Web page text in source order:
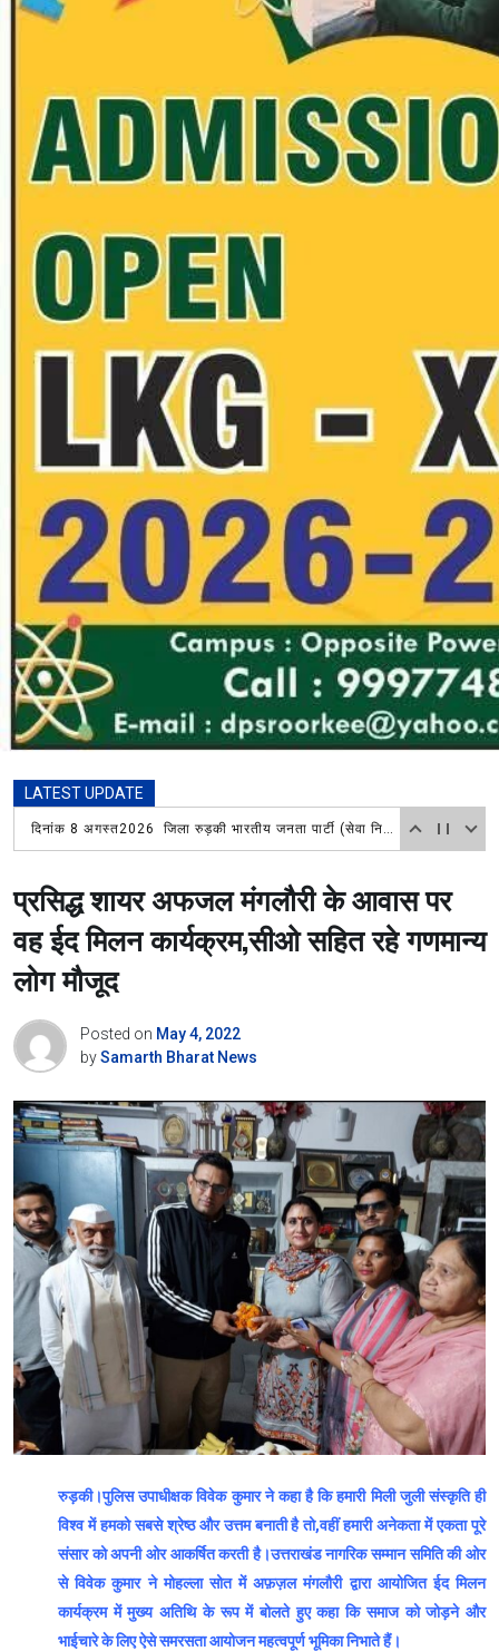
LATEST UPDATE
श्रावण माह में हिंदू सुरक्षा सेवा संघ रायवाला मंडल ने लगाया विशाल भंडारा, चिकित्सा शिविर में भी लोगों ने उठाया लाभ
प्रसिद्ध शायर अफजल मंगलौरी के आवास पर
वह ईद मिलन कार्यक्रम,सीओ सहित रहे गणमान्य
लोग मौजूद
Posted on May 4, 2022
bySamarth Bharat News
रुड़की।पुलिस उपाधीक्षक विवेक कुमार ने कहा है कि हमारी मिली जुली संस्कृति ही
विश्व में हमको सबसे श्रेष्ठ और उत्तम बनाती है तो,वहीं हमारी अनेकता में एकता पूरे
संसार को अपनी ओर आकर्षित करती है।उत्तराखंड नागरिक सम्मान समिति की ओर
से विवेक कुमार ने मोहल्ला सोत में अफ़ज़ल मंगलौरी द्वारा आयोजित ईद मिलन
कार्यक्रम में मुख्य अतिथि के रूप में बोलते हुए कहा कि समाज को जोड़ने और
भाईचारे के लिए ऐसे समरसता आयोजन महत्वपूर्ण भूमिका निभाते हैं।